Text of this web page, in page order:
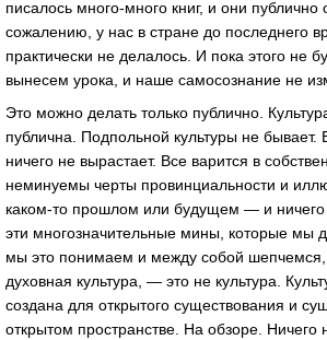
писалось много-много книг, и они публично
сожалению, у нас в стране до последнего
практически не делалось. И пока этого не
вынесем урока, и наше самосознание не
Это можно делать только публично.
публична. Подпольной культуры не
ничего не вырастает. Все варится в
неминуемы черты провинциальности и
каком-то прошлом или будущем — и
эти многозначительные мины, которые мы
мы это понимаем и между собой шепчемся,
духовная культура, — это не культура.
создана для открытого существования и
открытом пространстве. На обзоре.